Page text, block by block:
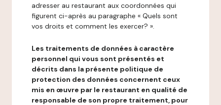
adresser au restaurant aux coordonnées qui
figurent ci-après au paragraphe « Quels sont
vos droits et comment les exercer? ».
Les traitements de données à caractère
personnel qui vous sont présentés et
décrits dans la présente politique de
protection des données concernent ceux
mis en œuvre par le restaurant en qualité de
responsable de son propre traitement, pour